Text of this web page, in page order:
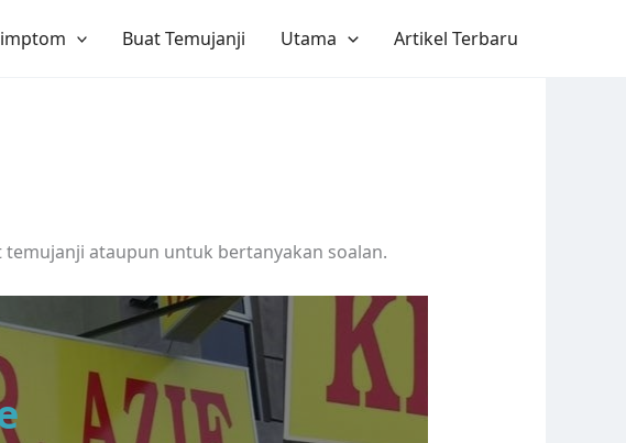
Buat Temujanji Utama Artikel Terbaru
ataupun untuk bertanyakan soalan.